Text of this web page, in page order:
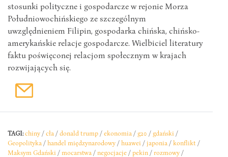
stosunki polityczne i gospodarcze w rejonie Morza
Południowochińskiego ze szczególnym
uwzględnieniem Filipin, gospodarka chińska, chińsko-
amerykańskie relacje gospodarcze. Wielbiciel literatury
faktu poświęconej relacjom społecznym w krajach
rozwijających się.
TAGI:chiny /cła /donald trump /ekonomia /g20 /gdański /
Geopolityka /handel międzynarodowy /huawei /japonia /konflikt /
Maksym Gdański /mocarstwa /negocjacje /pekin /rozmowy /